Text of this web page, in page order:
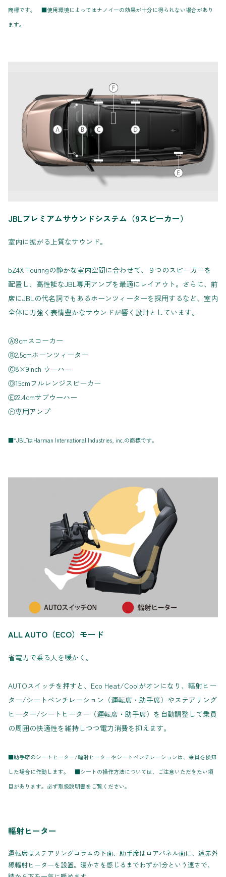
商標です。 ■使用環境によってはナノイーの効果が十分に得られない場合があり
ます。
JBLプレミアムサウンドシステム（9スピーカー）
室内に拡がる上質なサウンド。
bZ4X Touringの静かな室内空間に合わせて、９つのスピーカーを
配置し、高性能なJBL専用アンプを最適にレイアウト。さらに、前
席にJBLの代名詞でもあるホーンツィーターを採用するなど、室内
全体に力強く表情豊かなサウンドが響く設計としています。
Ⓐ9cmスコーカー
Ⓑ2.5cmホーンツィーター
Ⓒ8×9inch ウーハー
Ⓓ15cmフルレンジスピーカー
Ⓔ22.4cmサブウーハー
Ⓕ専用アンプ
■“JBL”はHarman International Industries, inc.の商標です。
ALL AUTO（ECO）モード
省電力で乗る人を暖かく。
AUTOスイッチを押すと、Eco Heat/Coolがオンになり、輻射ヒー
ター/シートベンチレーション（運転席・助手席）やステアリング
ヒーター/シートヒーター（運転席・助手席）を自動調整して乗員
の周囲の快適性を維持しつつ電力消費を抑えます。
■助手席のシートヒーター/輻射ヒーターやシートベンチレーションは、乗員を検知
した場合に作動します。 ■シートの操作方法については、ご注意いただきたい項
目があります。必ず取扱説明書をご覧ください。
輻射ヒーター
運転席はステアリングコラムの下面、助手席はロアパネル面に、遠赤外
線輻射ヒーターを設置。暖かさを感じるまでわずか1分という速さで、